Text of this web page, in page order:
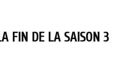
FIN DE LA SAISON 3